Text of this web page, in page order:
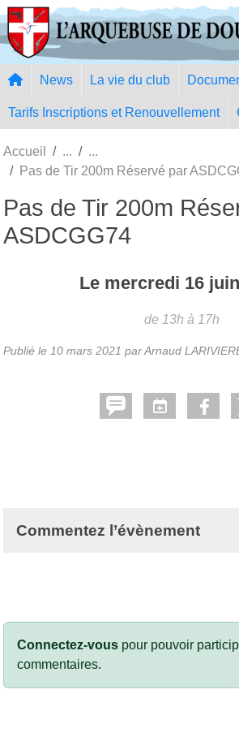
News La vie du club
Tarifs Inscriptions et Renouvellement
Accueil
Pas de Tir 200m Réservé par
Pas de Tir 200m
ASDCGG74
Le mercredi 16 juin
de 13h à 17h
Publié le 10 mars 2021 par Arnaud
Commentez l’évènement
Connectez-vous pour pouvoir
commentaires.
Panneau de gestion des cookies